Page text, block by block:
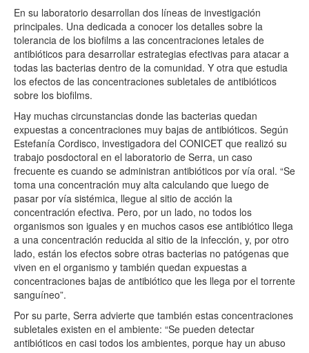
En su laboratorio desarrollan dos líneas de investigación
principales. Una dedicada a conocer los detalles sobre la
tolerancia de los biofilms a las concentraciones letales de
antibióticos para desarrollar estrategias efectivas para atacar a
todas las bacterias dentro de la comunidad. Y otra que estudia
los efectos de las concentraciones subletales de antibióticos
sobre los biofilms.
Hay muchas circunstancias donde las bacterias quedan
expuestas a concentraciones muy bajas de antibióticos. Según
Estefanía Cordisco, investigadora del CONICET que realizó su
trabajo posdoctoral en el laboratorio de Serra, un caso
frecuente es cuando se administran antibióticos por vía oral. “Se
toma una concentración muy alta calculando que luego de
pasar por vía sistémica, llegue al sitio de acción la
concentración efectiva. Pero, por un lado, no todos los
organismos son iguales y en muchos casos ese antibiótico llega
a una concentración reducida al sitio de la infección, y, por otro
lado, están los efectos sobre otras bacterias no patógenas que
viven en el organismo y también quedan expuestas a
concentraciones bajas de antibiótico que les llega por el torrente
sanguíneo”.
Por su parte, Serra advierte que también estas concentraciones
subletales existen en el ambiente: “Se pueden detectar
antibióticos en casi todos los ambientes, porque hay un abuso